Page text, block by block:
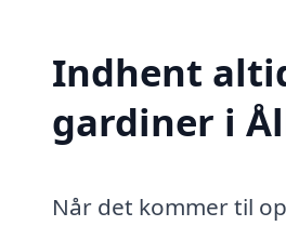
Indhent
gardiner i
Når det kommer til